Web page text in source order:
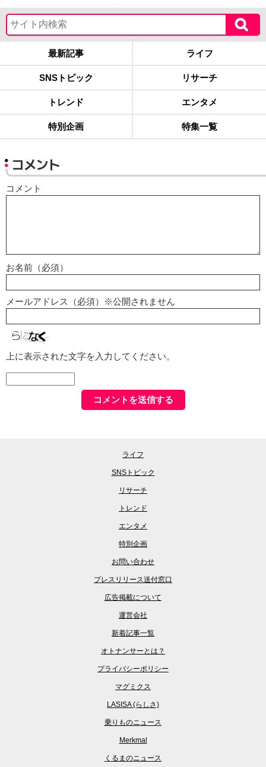
最新記事 ライフ
SNSトピック リサーチ
トレンド エンタメ
特別企画 特集一覧
コメント
コメント
お名前（必須）
メールアドレス（必須）※公開されません
上に表示された文字を入力してください。
ライフ
SNSトピック
リサーチ
トレンド
エンタメ
特別企画
お問い合わせ
プレスリリース送付窓口
広告掲載について
運営会社
新着記事一覧
オトナンサーとは？
プライバシーポリシー
マグミクス
LASISA (らしさ)
乗りものニュース
Merkmal
くるまのニュース